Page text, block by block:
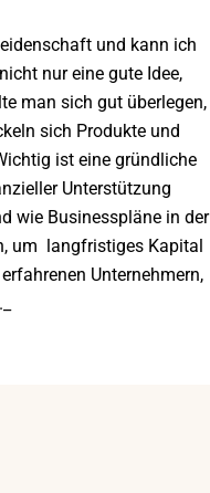
und kann ich
nur eine gute Idee,
man sich gut überlegen,
sich Produkte und
ist eine gründliche
Unterstützung
wie Businesspläne in der
um langfristiges Kapital
Unternehmern,